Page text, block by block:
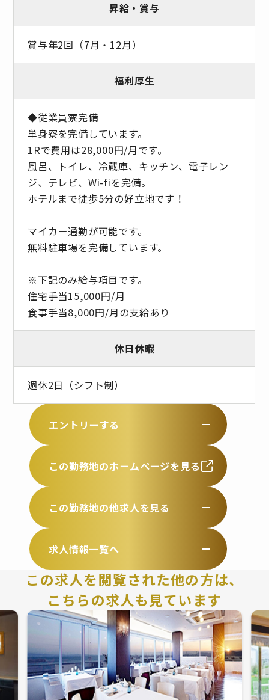
昇給・賞与
賞与年2回（7月・12月）
福利厚生
◆従業員寮完備
単身寮を完備しています。
1Rで費用は28,000円/月です。
風呂、トイレ、冷蔵庫、キッチン、電子レン
ジ、テレビ、Wi-fiを完備。
ホテルまで徒歩5分の好立地です！
マイカー通勤が可能です。
無料駐車場を完備しています。
※下記のみ給与項目です。
住宅手当15,000円/月
食事手当8,000円/月の支給あり
休日休暇
週休2日（シフト制）
エントリーする
この勤務地のホームページを見る
この勤務地の他求人を見る
求人情報一覧へ
この求人を閲覧された他の方は、
こちらの求人も見ています